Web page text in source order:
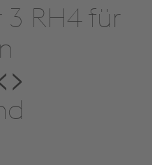
3 RH4 für